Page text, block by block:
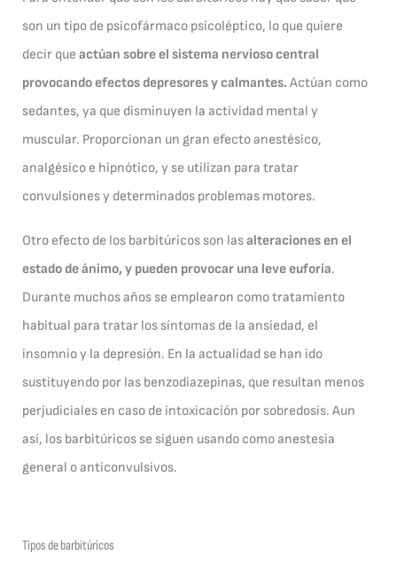
son un tipo de psicofármaco psicoléptico, lo que quiere
decir que actúan sobre el sistema nervioso central
provocando efectos depresores y calmantes. Actúan como
sedantes, ya que disminuyen la actividad mental y
muscular. Proporcionan un gran efecto anestésico,
analgésico e hipnótico, y se utilizan para tratar
convulsiones y determinados problemas motores.
Otro efecto de los barbitúricos son lasalteraciones en el
estado de ánimo, y pueden provocar una leve euforia.
Durante muchos años se emplearon como tratamiento
habitual para tratar los síntomas de la ansiedad, el
insomnio y la depresión. En la actualidad se han ido
sustituyendo por las benzodiazepinas, que resultan menos
perjudiciales en caso de intoxicación por sobredosis. Aun
así, los barbitúricos se siguen usando como anestesia
general o anticonvulsivos.
Tipos de barbitúricos